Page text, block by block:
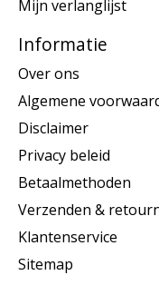
Mijn verlanglijst
Informatie
Over ons
Algemene
Disclaimer
Privacy beleid
Betaalmethoden
Verzenden &
Klantenservice
Sitemap